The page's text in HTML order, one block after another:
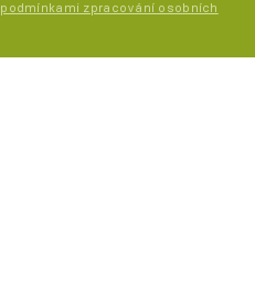
podmínkami zpracování osobních